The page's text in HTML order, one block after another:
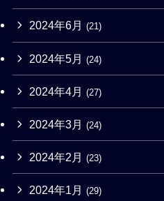
2024年6月 (21)
2024年5月 (24)
2024年4月 (27)
2024年3月 (24)
2024年2月 (23)
2024年1月 (29)